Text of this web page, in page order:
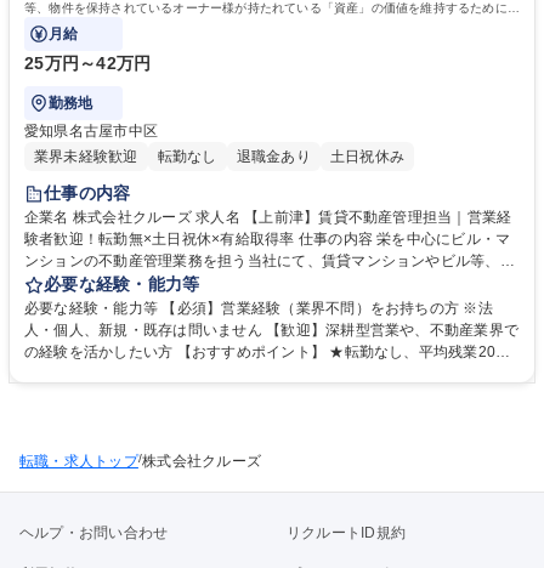
等、物件を保持されているオーナー様が持たれている「資産」の価値を維持するために
様々なご提案営業をお任せします！
月給
25万円～42万円
勤務地
愛知県名古屋市中区
業界未経験歓迎
転勤なし 退職金あり 土日祝休み
仕事の内容
企業名 株式会社クルーズ 求人名 【上前津】賃貸不動産管理担当｜営業経
験者歓迎！転勤無×土日祝休×有給取得率 仕事の内容 栄を中心にビル・マ
ンションの不動産管理業務を担う当社にて、賃貸マンションやビル等、物
件を保持されているオーナー様が持たれている「資産」の価値を維持する
ために様々なご提案営業をお任せします！ ■入社後《まずは半年～1年、
建物管理の実務からスタート》 オーナー様へのご提案には現場理解が欠か
せません。修繕の必要性や入居者の声を知ることで、営業としての提案の
必要な経験・能力等
必要な経験・能力等 【必須】営業経験（業界不問）をお持ちの方 ※法
人・個人、新規・既存は問いません 【歓迎】深耕型営業や、不動産業界で
の経験を活かしたい方 【おすすめポイント】 ★転勤なし、平均残業20時
転職・求人トップ/株式会社クルーズ
ヘルプ・お問い合わせ リクルートID規約